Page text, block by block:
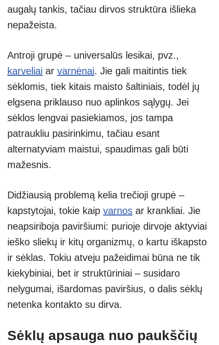
augalų tankis, tačiau dirvos struktūra išlieka
nepažeista.
Antroji grupė – universalūs lesikai, pvz.,
karveliai ar varnėnai. Jie gali maitintis tiek
sėklomis, tiek kitais maisto šaltiniais, todėl jų
elgsena priklauso nuo aplinkos sąlygų. Jei
sėklos lengvai pasiekiamos, jos tampa
patraukliu pasirinkimu, tačiau esant
alternatyviam maistui, spaudimas gali būti
mažesnis.
Didžiausią problemą kelia trečioji grupė –
kapstytojai, tokie kaip varnos ar krankliai. Jie
neapsiriboja paviršiumi: purioje dirvoje aktyviai
ieško sliekų ir kitų organizmų, o kartu iškapsto
ir sėklas. Tokiu atveju pažeidimai būna ne tik
kiekybiniai, bet ir struktūriniai – susidaro
nelygumai, išardomas paviršius, o dalis sėklų
netenka kontakto su dirva.
Sėklų apsauga nuo paukščių